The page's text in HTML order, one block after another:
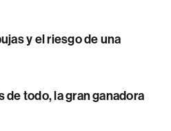
y el riesgo de una
todo, la gran ganadora